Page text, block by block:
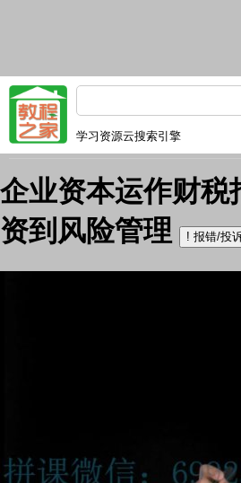
学习资源云搜索引擎
企业资本运作财税
资到风险管理
! 报错/投